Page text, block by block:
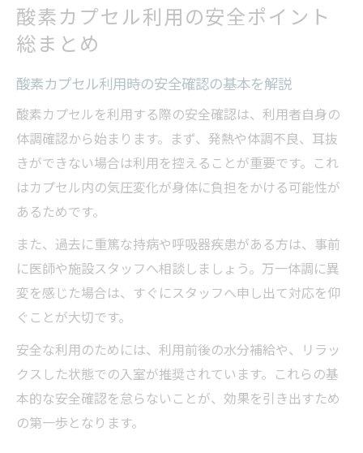
酸素カプセルで事故を防ぐための重要ポイ
ント
酸素カプセル利用者が守るべき安全な手順
健康維持に酸素カプセルを活かすコツ
酸素カプセルを健康維持に役立てる活用法
を紹介
日常生活で酸素カプセルを取り入れるポイ
酸素カプセル利用で期待できる健康面の効
果
健康意識が高い人向け酸素カプセル活用の
酸素カプセルと健康維持のための利用タイ
ミング
初めての方も安心の酸素カプセル利用法
酸素カプセル利用の安全ポイント
総まとめ
酸素カプセル利用時の安全確認の基本を解説
酸素カプセルを利用する際の安全確認は、利用者自身の
体調確認から始まります。まず、発熱や体調不良、耳抜
きができない場合は利用を控えることが重要です。これ
はカプセル内の気圧変化が身体に負担をかける可能性が
あるためです。
また、過去に重篤な持病や呼吸器疾患がある方は、事前
に医師や施設スタッフへ相談しましょう。万一体調に異
変を感じた場合は、すぐにスタッフへ申し出て対応を仰
ぐことが大切です。
安全な利用のためには、利用前後の水分補給や、リラッ
クスした状態での入室が推奨されています。これらの基
本的な安全確認を怠らないことが、効果を引き出すため
の第一歩となります。